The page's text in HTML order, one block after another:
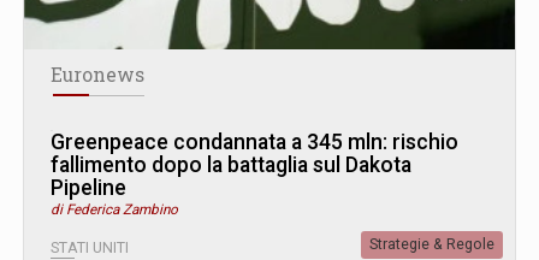
Euronews
Greenpeace condannata a 345 mln: rischio
fallimento dopo la battaglia sul Dakota
Pipeline
di Federica Zambino
STATI UNITI Strategie & Regole